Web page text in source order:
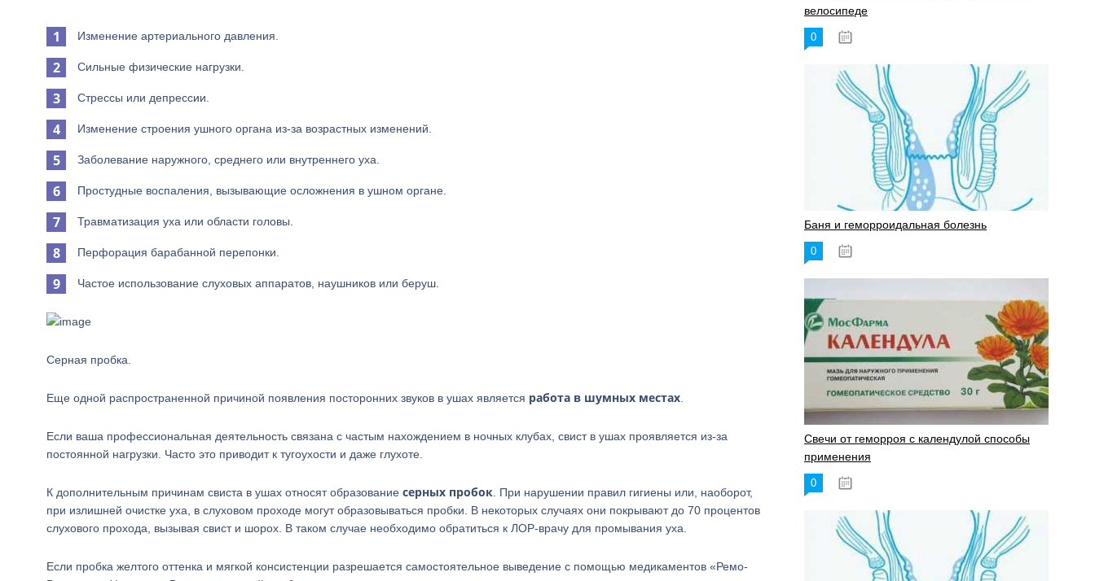
Изменение артериального давления.
Сильные физические нагрузки.
Стрессы или депрессии.
Изменение строения ушного органа из-за возрастных изменений.
Заболевание наружного, среднего или внутреннего уха.
Простудные воспаления, вызывающие осложнения в ушном органе.
Травматизация уха или области головы.
Перфорация барабанной перепонки.
Частое использование слуховых аппаратов, наушников или беруш.
Серная пробка.
Еще одной распространенной причиной появления посторонних звуков в ушах является работа в шумных местах
Если ваша профессиональная деятельность связана с частым нахождением в ночных клубах, свист в ушах проявляется из-за
постоянной нагрузки. Часто это приводит к тугоухости и даже глухоте.
К дополнительным причинам свиста в ушах относят образование серных пробок . При нарушении правил гигиены или, наоборот,
при излишней очистке уха, в слуховом проходе могут образовываться пробки. В некоторых случаях они покрывают до 70 процентов
слухового прохода, вызывая свист и шорох. В таком случае необходимо обратиться к ЛОР-врачу для промывания уха.
Если пробка желтого оттенка и мягкой консистенции разрешается самостоятельное выведение с помощью медикаментов «Ремо-
велосипеде
0
Баня и геморроидальная болезнь
0
Свечи от геморроя с календулой способы
применения
0